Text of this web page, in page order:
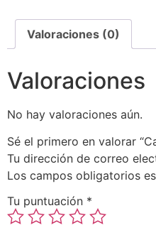
Valoraciones (0)
Valoraciones
No hay valoraciones aún.
Sé el primero en valorar
Tu dirección de correo
Los campos obligatorios
Tu puntuación *